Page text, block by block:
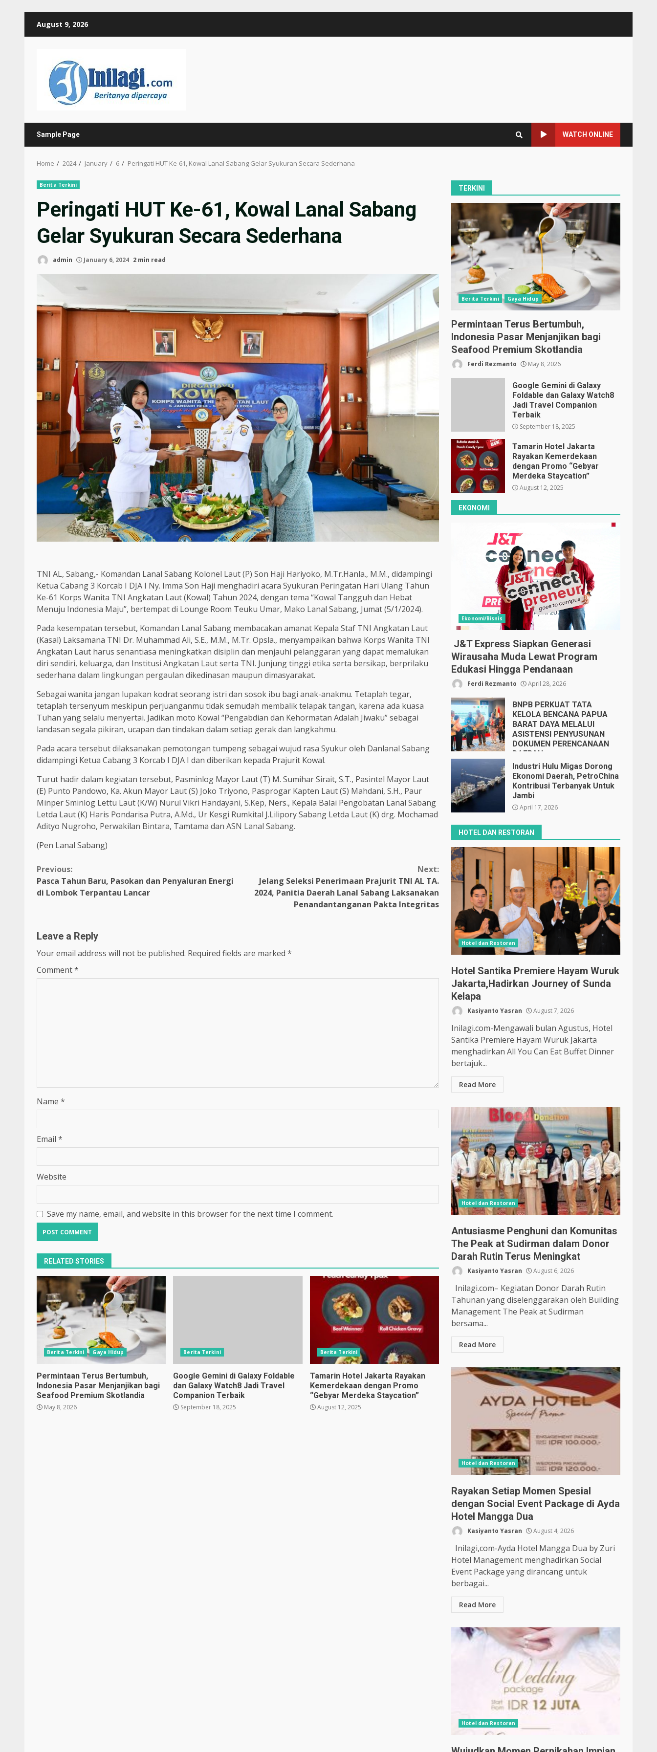
August 9, 2026
Sample Page WATCH ONLINE
Home 2024 January 6 Peringati HUT Ke-61, Kowal Lanal Sabang Gelar Syukuran Secara Sederhana
Berita Terkini
Peringati HUT Ke-61, Kowal Lanal Sabang
Gelar Syukuran Secara Sederhana
admin January 6, 2024 2 min read
TNI AL, Sabang,- Komandan Lanal Sabang Kolonel Laut (P) Son Haji Hariyoko, M.Tr.Hanla., M.M., didampingi
Ketua Cabang 3 Korcab I DJA I Ny. Imma Son Haji menghadiri acara Syukuran Peringatan Hari Ulang Tahun
Ke-61 Korps Wanita TNI Angkatan Laut (Kowal) Tahun 2024, dengan tema “Kowal Tangguh dan Hebat
Menuju Indonesia Maju”, bertempat di Lounge Room Teuku Umar, Mako Lanal Sabang, Jumat (5/1/2024).
Pada kesempatan tersebut, Komandan Lanal Sabang membacakan amanat Kepala Staf TNI Angkatan Laut
(Kasal) Laksamana TNI Dr. Muhammad Ali, S.E., M.M., M.Tr. Opsla., menyampaikan bahwa Korps Wanita TNI
Angkatan Laut harus senantiasa meningkatkan disiplin dan menjauhi pelanggaran yang dapat memalukan
diri sendiri, keluarga, dan Institusi Angkatan Laut serta TNI. Junjung tinggi etika serta bersikap, berprilaku
sederhana dalam lingkungan pergaulan dikedinasan maupun dimasyarakat.
Sebagai wanita jangan lupakan kodrat seorang istri dan sosok ibu bagi anak-anakmu. Tetaplah tegar,
tetaplah tersenyum meskipun perjuanganmu tidak semudah membalik telapak tangan, karena ada kuasa
Tuhan yang selalu menyertai. Jadikan moto Kowal “Pengabdian dan Kehormatan Adalah Jiwaku” sebagai
landasan segala pikiran, ucapan dan tindakan dalam setiap gerak dan langkahmu.
Pada acara tersebut dilaksanakan pemotongan tumpeng sebagai wujud rasa Syukur oleh Danlanal Sabang
didampingi Ketua Cabang 3 Korcab I DJA I dan diberikan kepada Prajurit Kowal.
Turut hadir dalam kegiatan tersebut, Pasminlog Mayor Laut (T) M. Sumihar Sirait, S.T., Pasintel Mayor Laut
(E) Punto Pandowo, Ka. Akun Mayor Laut (S) Joko Triyono, Pasprogar Kapten Laut (S) Mahdani, S.H., Paur
Minper Sminlog Lettu Laut (K/W) Nurul Vikri Handayani, S.Kep, Ners., Kepala Balai Pengobatan Lanal Sabang
Letda Laut (K) Haris Pondarisa Putra, A.Md., Ur Kesgi Rumkital J.Lilipory Sabang Letda Laut (K) drg. Mochamad
Adityo Nugroho, Perwakilan Bintara, Tamtama dan ASN Lanal Sabang.
(Pen Lanal Sabang)
Continue
Reading
Previous:
Pasca Tahun Baru, Pasokan dan Penyaluran Energi
di Lombok Terpantau Lancar
Next:
Jelang Seleksi Penerimaan Prajurit TNI AL TA.
2024, Panitia Daerah Lanal Sabang Laksanakan
Penandantanganan Pakta Integritas
Leave a Reply
Your email address will not be published. Required fields are marked *
Comment*
Name *
Email *
Website
Save my name, email, and website in this browser for the next time I comment.
RELATED STORIES
Berita Terkini Gaya Hidup
Permintaan Terus Bertumbuh,
Indonesia Pasar Menjanjikan bagi
Seafood Premium Skotlandia
May 8, 2026
Berita Terkini
Google Gemini di Galaxy Foldable
dan Galaxy Watch8 Jadi Travel
Companion Terbaik
September 18, 2025
Berita Terkini
Tamarin Hotel Jakarta Rayakan
Kemerdekaan dengan Promo
“Gebyar Merdeka Staycation”
August 12, 2025
TERKINI
Berita Terkini Gaya Hidup
Permintaan Terus Bertumbuh,
Indonesia Pasar Menjanjikan bagi
Seafood Premium Skotlandia
Ferdi Rezmanto May 8, 2026
Google Gemini di Galaxy
Foldable dan Galaxy Watch8
Jadi Travel Companion
Terbaik
September 18, 2025
Tamarin Hotel Jakarta
Rayakan Kemerdekaan
dengan Promo “Gebyar
Merdeka Staycation”
August 12, 2025
EKONOMI
Ekonomi/Bisnis
J&T Express Siapkan Generasi
Wirausaha Muda Lewat Program
Edukasi Hingga Pendanaan
Ferdi Rezmanto April 28, 2026
BNPB PERKUAT TATA
KELOLA BENCANA PAPUA
BARAT DAYA MELALUI
ASISTENSI PENYUSUNAN
DOKUMEN PERENCANAAN
DAERAH
April 17, 2026
Industri Hulu Migas Dorong
Ekonomi Daerah, PetroChina
Kontribusi Terbanyak Untuk
Jambi
April 17, 2026
HOTEL DAN RESTORAN
Hotel dan Restoran
Hotel Santika Premiere Hayam Wuruk
Jakarta,Hadirkan Journey of Sunda
Kelapa
Kasiyanto Yasran August 7, 2026
Inilagi.com-Mengawali bulan Agustus, Hotel
Santika Premiere Hayam Wuruk Jakarta
menghadirkan All You Can Eat Buffet Dinner
bertajuk...
Read More
Hotel dan Restoran
Antusiasme Penghuni dan Komunitas
The Peak at Sudirman dalam Donor
Darah Rutin Terus Meningkat
Kasiyanto Yasran August 6, 2026
Inilagi.com– Kegiatan Donor Darah Rutin
Tahunan yang diselenggarakan oleh Building
Management The Peak at Sudirman
bersama...
Read More
Hotel dan Restoran
Rayakan Setiap Momen Spesial
dengan Social Event Package di Ayda
Hotel Mangga Dua
Kasiyanto Yasran August 4, 2026
Inilagi,com-Ayda Hotel Mangga Dua by Zuri
Hotel Management menghadirkan Social
Event Package yang dirancang untuk
berbagai...
Read More
Hotel dan Restoran